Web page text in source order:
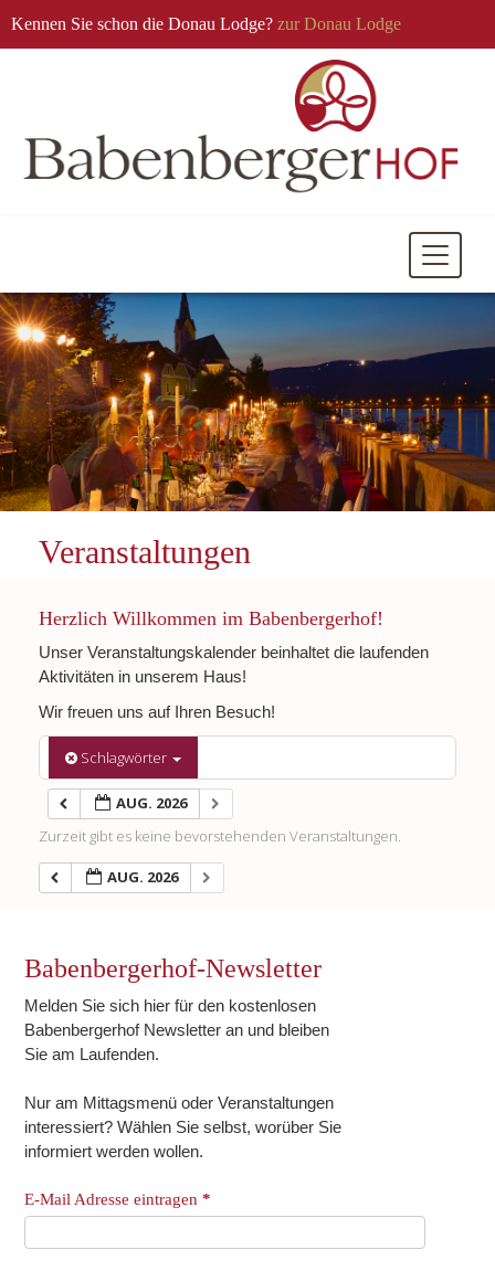
Kennen Sie schon die Donau Lodge? zur Donau Lodge
Mobile
Veranstaltungen
Herzlich Willkommen im Babenbergerhof!
Unser Veranstaltungskalender beinhaltet die laufenden
Aktivitäten in unserem Haus!
Wir freuen uns auf Ihren Besuch!
Schlagwörter
AUG. 2026
Zurzeit gibt es keine bevorstehenden Veranstaltungen.
AUG. 2026
Babenbergerhof-Newsletter
Melden Sie sich hier für den kostenlosen
Babenbergerhof Newsletter an und bleiben
Sie am Laufenden.
Nur am Mittagsmenü oder Veranstaltungen
interessiert? Wählen Sie selbst, worüber Sie
informiert werden wollen.
E-Mail Adresse eintragen*